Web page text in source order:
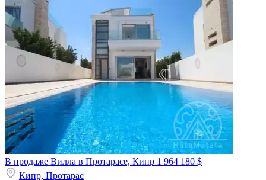
В продаже Вилла в Протарасе, Кипр 1 964 180 $
Кипр, Протарас